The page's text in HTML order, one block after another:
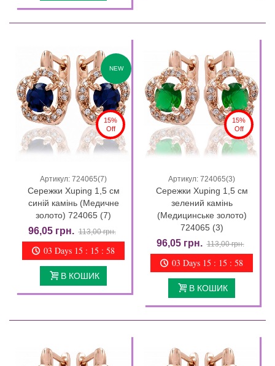
NEW
15%
Off
Артикул: 724065(7)
Сережки Xuping 1,5 см
синій камінь (Медичне
золото) 724065 (7)
96,05 грн. 113,00 грн.
03 Days 15 : 15 : 57
В КОШИК
15%
Off
Артикул: 724065(3)
Сережки Xuping 1,5 см
зелений камінь
(Медицинське золото)
724065 (3)
96,05 грн. 113,00 грн.
03 Days 15 : 15 : 57
В КОШИК